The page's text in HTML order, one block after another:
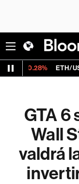
ETH/USD 1,911.448
GTA 6
Wall
valdrá